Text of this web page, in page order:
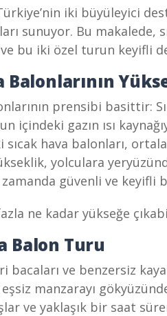
iki büyüleyici
sunuyor. Bu makalede,
bu iki özel turun keyifli
Balonlarının
prensibi basittir:
içindeki gazın ısı
sıcak hava balonları,
yolculara
zamanda güvenli ve keyifli
Balon Turu
bacaları ve benzersiz
manzarayı
ve yaklaşık bir saat